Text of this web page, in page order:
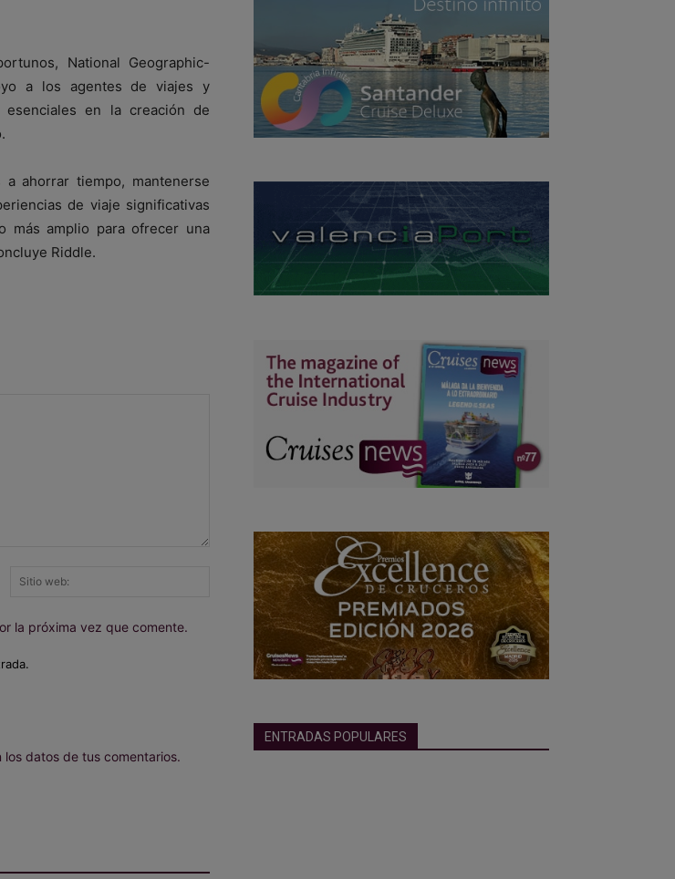
National Geographic-
a los agentes de viajes y
esenciales en la creación de
ahorrar tiempo, mantenerse
de viaje significativas
más amplio para ofrecer una
Riddle.
la próxima vez que comente.
datos de tus comentarios.
ENTRADAS POPULARES